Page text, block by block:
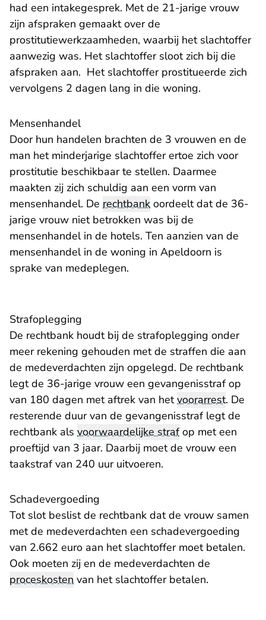
had een intakegesprek. Met de 21-jarige vrouw
zijn afspraken gemaakt over de
prostitutiewerkzaamheden, waarbij het slachtoffer
aanwezig was. Het slachtoffer sloot zich bij die
afspraken aan. Het slachtoffer prostitueerde zich
vervolgens 2 dagen lang in die woning.
Mensenhandel
Door hun handelen brachten de 3 vrouwen en de
man het minderjarige slachtoffer ertoe zich voor
prostitutie beschikbaar te stellen. Daarmee
maakten zij zich schuldig aan een vorm van
mensenhandel. De rechtbank oordeelt dat de 36-
jarige vrouw niet betrokken was bij de
mensenhandel in de hotels. Ten aanzien van de
mensenhandel in de woning in Apeldoorn is
sprake van medeplegen.
Strafoplegging
De rechtbank houdt bij de strafoplegging onder
meer rekening gehouden met de straffen die aan
de medeverdachten zijn opgelegd. De rechtbank
legt de 36-jarige vrouw een gevangenisstraf op
van 180 dagen met aftrek van hetvoorarrest. De
resterende duur van de gevangenisstraf legt de
rechtbank als voorwaardelijke strafop met een
proeftijd van 3 jaar. Daarbij moet de vrouw een
taakstraf van 240 uur uitvoeren.
Schadevergoeding
Tot slot beslist de rechtbank dat de vrouw samen
met de medeverdachten een schadevergoeding
van 2.662 euro aan het slachtoffer moet betalen.
Ook moeten zij en de medeverdachten de
proceskosten van het slachtoffer betalen.